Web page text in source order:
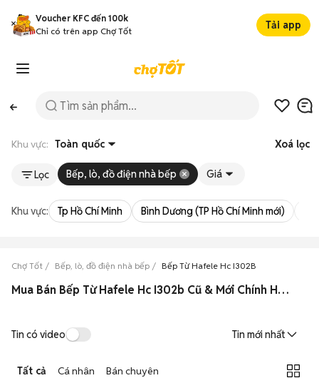
Voucher KFC đến 100k
Chỉ có trên app Chợ Tốt
Tải app
Khu vực: Toàn quốc Xoá lọc
Lọc Bếp, lò, đồ điện nhà bếp Giá
Khu vực: Tp Hồ Chí Minh Bình Dương (TP Hồ Chí Minh mới)
Chợ Tốt Bếp, lò, đồ điện nhà bếp Bếp Từ Hafele Hc I302B
Mua Bán Bếp Từ Hafele Hc I302b Cũ & Mới Chính Hãng Giá Rẻ
Tin có video Tin mới nhất
Tất cả Cá nhân Bán chuyên